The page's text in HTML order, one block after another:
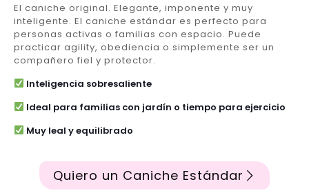
El caniche original. Elegante, imponente y muy
inteligente. El caniche estándar es perfecto para
personas activas o familias con espacio. Puede
practicar agility, obediencia o simplemente ser un
compañero fiel y protector.
Inteligencia sobresaliente
Ideal para familias con jardín o tiempo para ejercicio
Muy leal y equilibrado
Quiero un Caniche Estándar